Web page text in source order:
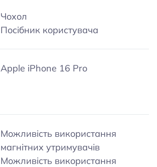
Чохол
Посібник користувача
Apple iPhone 16 Pro
Можливість використання
магнітних утримувачів
Можливість використання